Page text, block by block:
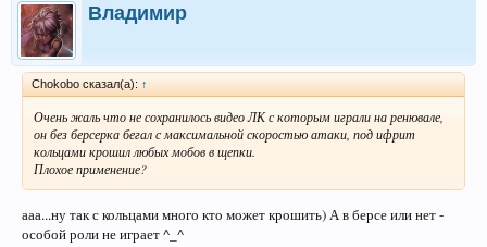
Владимир
Chokobo сказал(а): ↑
Очень жаль что не сохранилось видео ЛК с которым играли на ренювале,
он без берсерка бегал с максимальной скоростью атаки, под ифрит
кольцами крошил любых мобов в щепки.
Плохое применение?
ааа...ну так с кольцами много кто может крошить) А в берсе или нет -
особой роли не играет ^_^